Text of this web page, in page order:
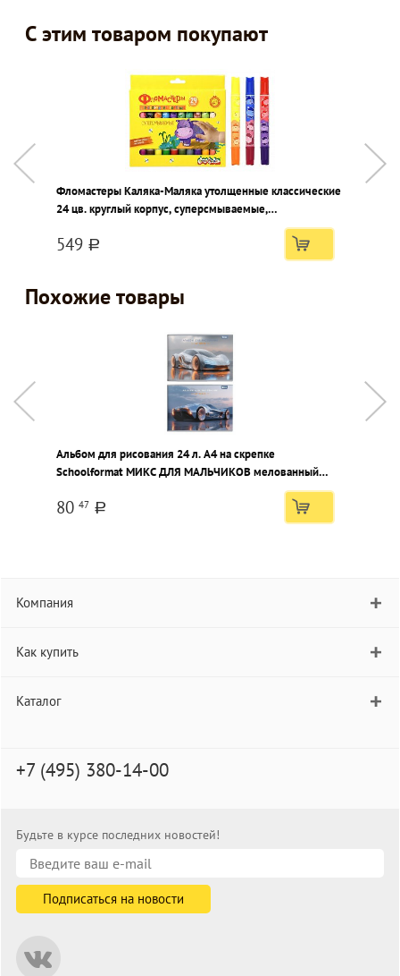
С этим товаром покупают
Фломастеры Каляка-Маляка утолщенные классические
24 цв. круглый корпус, суперсмываемые,
двухсторонние, принт на корпусе, картонная упаковка
549 a
Похожие товары
Альбом для рисования 24 л. А4 на скрепке
Schoolformat МИКС ДЛЯ МАЛЬЧИКОВ мелованный
80 47 a
Компания
Как купить
Каталог
+7 (495) 380-14-00
Будьте в курсе последних новостей!